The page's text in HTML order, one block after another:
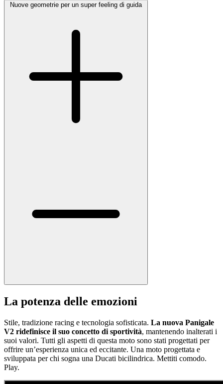
Nuove geometrie per un super feeling di guida
La potenza delle emozioni
Stile, tradizione racing e tecnologia sofisticata. La nuova Panigale
V2 ridefinisce il suo concetto di sportività, mantenendo inalterati i
suoi valori. Tutti gli aspetti di questa moto sono stati progettati per
offrire un’esperienza unica ed eccitante. Una moto progettata e
sviluppata per chi sogna una Ducati bicilindrica. Mettiti comodo.
Play.